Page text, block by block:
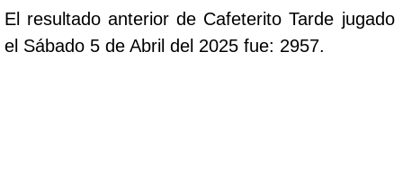
El resultado anterior de Cafeterito Tarde jugado
el Sábado 5 de Abril del 2025 fue: 2957.